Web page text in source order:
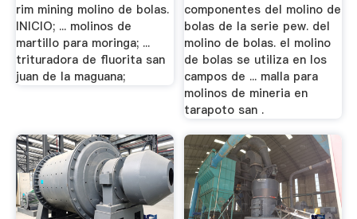
rim mining molino de bolas.
INICIO; ... molinos de
martillo para moringa; ...
trituradora de fluorita san
juan de la maguana;
componentes del molino de
bolas de la serie pew. del
molino de bolas. el molino
de bolas se utiliza en los
campos de ... malla para
molinos de mineria en
tarapoto san .